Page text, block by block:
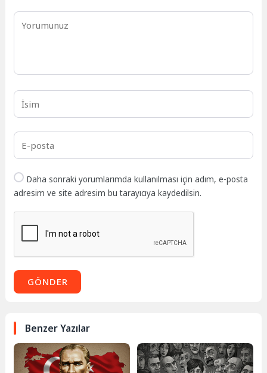
Daha sonraki yorumlarımda kullanılması için adım, e-posta
adresim ve site adresim bu tarayıcıya kaydedilsin.
GÖNDER
Benzer Yazılar